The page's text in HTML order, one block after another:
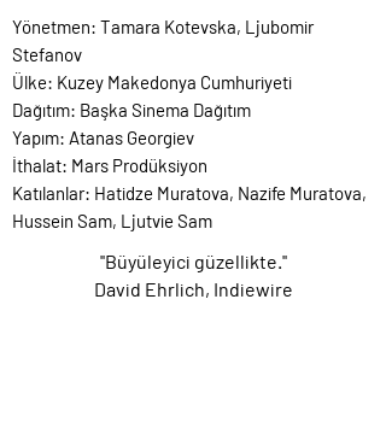
Yönetmen: Tamara Kotevska, Ljubomir
Stefanov
Ülke: Kuzey Makedonya Cumhuriyeti
Dağıtım: Başka Sinema Dağıtım
Yapım: Atanas Georgiev
İthalat: Mars Prodüksiyon
Katılanlar: Hatidze Muratova, Nazife Muratova,
Hussein Sam, Ljutvie Sam
''Büyüleyici güzellikte.''
David Ehrlich, Indiewire